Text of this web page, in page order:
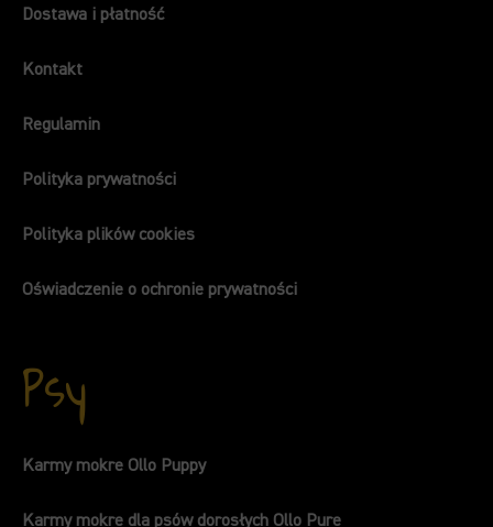
Dostawa i płatność
Kontakt
Regulamin
Polityka prywatności
Polityka plików cookies
Oświadczenie o ochronie prywatności
Psy
Karmy mokre Ollo Puppy
Karmy mokre dla psów dorosłych Ollo Pure